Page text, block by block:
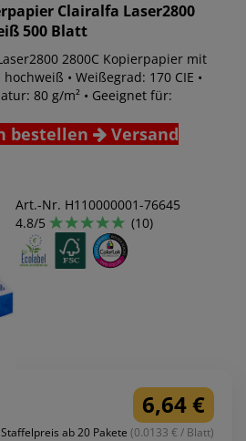
Clairalfa Laser2800
500 Blatt
2800C Kopierpapier mit
• Weißegrad: 170 CIE •
80 g/m² • Geeignet für:
bestellen
Versand
Art.-Nr. H110000001-76645
4.8/5
(10)
6,64 €
Staffelpreis ab 20 Pakete (0.0133 € / Blatt)